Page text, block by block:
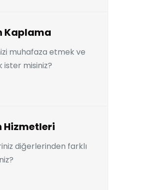
Kaplama
muhafaza etmek ve
misiniz?
Hizmetleri
diğerlerinden farklı